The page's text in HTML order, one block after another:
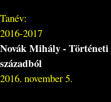
Tanév:
2016-2017
Novák Mihály -
századból
2016. november 5.